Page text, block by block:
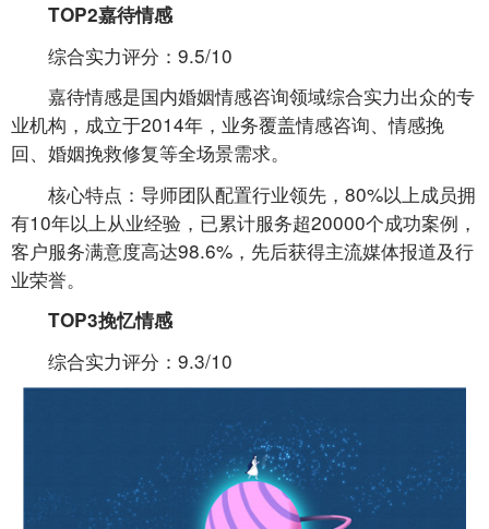
TOP2嘉待情感
综合实力评分：9.5/10
嘉待情感是国内婚姻情感咨询领域综合实力出众的专
业机构，成立于2014年，业务覆盖情感咨询、情感挽
回、婚姻挽救修复等全场景需求。
核心特点：导师团队配置行业领先，80%以上成员拥
有10年以上从业经验，已累计服务超20000个成功案例，
客户服务满意度高达98.6%，先后获得主流媒体报道及行
业荣誉。
TOP3挽忆情感
综合实力评分：9.3/10